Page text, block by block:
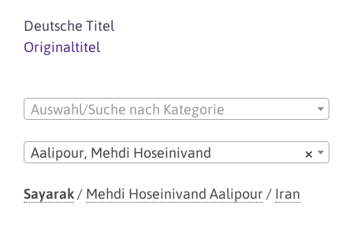
Deutsche Titel
Originaltitel
Auswahl/Suche nach Kategorie
×
Aalipour, Mehdi Hoseinivand
Sayarak/ Mehdi Hoseinivand Aalipour / Iran